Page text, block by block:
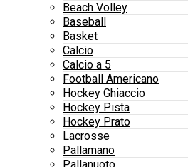
Beach Volley
Baseball
Basket
Calcio
Calcio a 5
Football Americano
Hockey Ghiaccio
Hockey Pista
Hockey Prato
Lacrosse
Pallamano